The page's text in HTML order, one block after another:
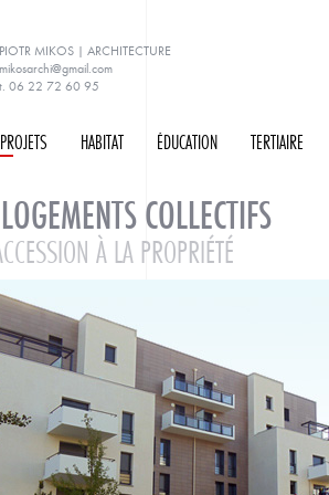
PIOTR MIKOS | ARCHITECTURE
mikosarchi@gmail.com
t. 06 22 72 60 95
HABITAT ÉDUCATION TERTIAIRE
COLLECTIFS
À LA PROPRIÉTÉ